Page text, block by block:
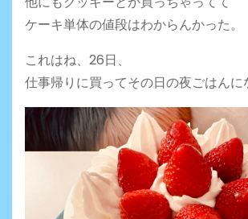
ケーキ単体の値段はわからんかった。
これはね、26日、
仕事帰りに買ってその日の夜ごはんに